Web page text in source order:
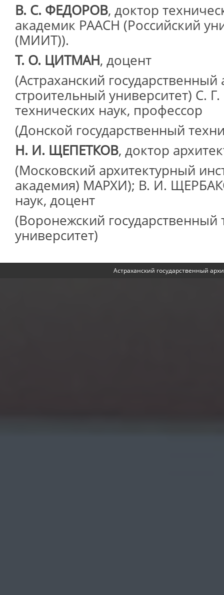
В. С. ФЕДОРОВ, доктор
академик РААСН (Российский
(МИИТ)).
Т. О. ЦИТМАН, доцент
(Астраханский государственный
строительный университет) С.
технических наук, профессор
(Донской государственный
Н. И. ЩЕПЕТКОВ, доктор
(Московский архитектурный
академия) МАРХИ); В. И.
наук, доцент
(Воронежский государственный
университет)
Астраханский государственный